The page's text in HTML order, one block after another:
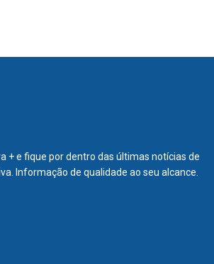
+ e fique por dentro das últimas notícias de
Informação de qualidade ao seu alcance.